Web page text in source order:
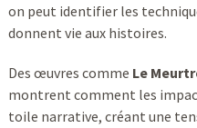
on peut identifier les
donnent vie aux histoires.
Des œuvres comme Le
montrent comment les
toile narrative, créant une